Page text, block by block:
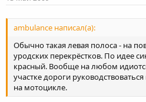
ambulance написал(а):
Обычно такая левая полоса - на
уродских перекрёстков. По идее
красный. Вообще на любом
участке дороги
на мотоцикле.